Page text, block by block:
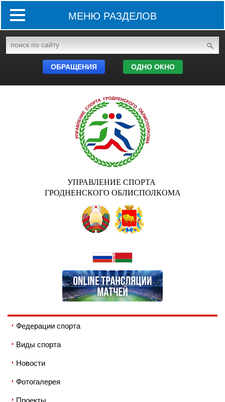
МЕНЮ РАЗДЕЛОВ
ОБРАЩЕНИЯ ОДНО ОКНО
УПРАВЛЕНИЕ СПОРТА
ГРОДНЕНСКОГО ОБЛИСПОЛКОМА
Федерации спорта
Виды спорта
Новости
Фотогалерея
Проекты